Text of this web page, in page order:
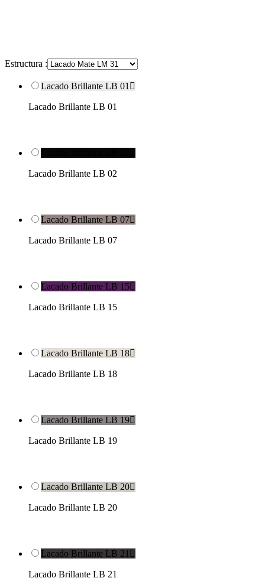
Estructura :
Lacado Brillante LB 01 
Lacado Brillante LB 01
Lacado Brillante LB 02
Lacado Brillante LB 07
Lacado Brillante LB 07
Lacado Brillante LB 15
Lacado Brillante LB 15
Lacado Brillante LB 18
Lacado Brillante LB 18
Lacado Brillante LB 19
Lacado Brillante LB 19
Lacado Brillante LB 20
Lacado Brillante LB 20
Lacado Brillante LB 21 
Lacado Brillante LB 21